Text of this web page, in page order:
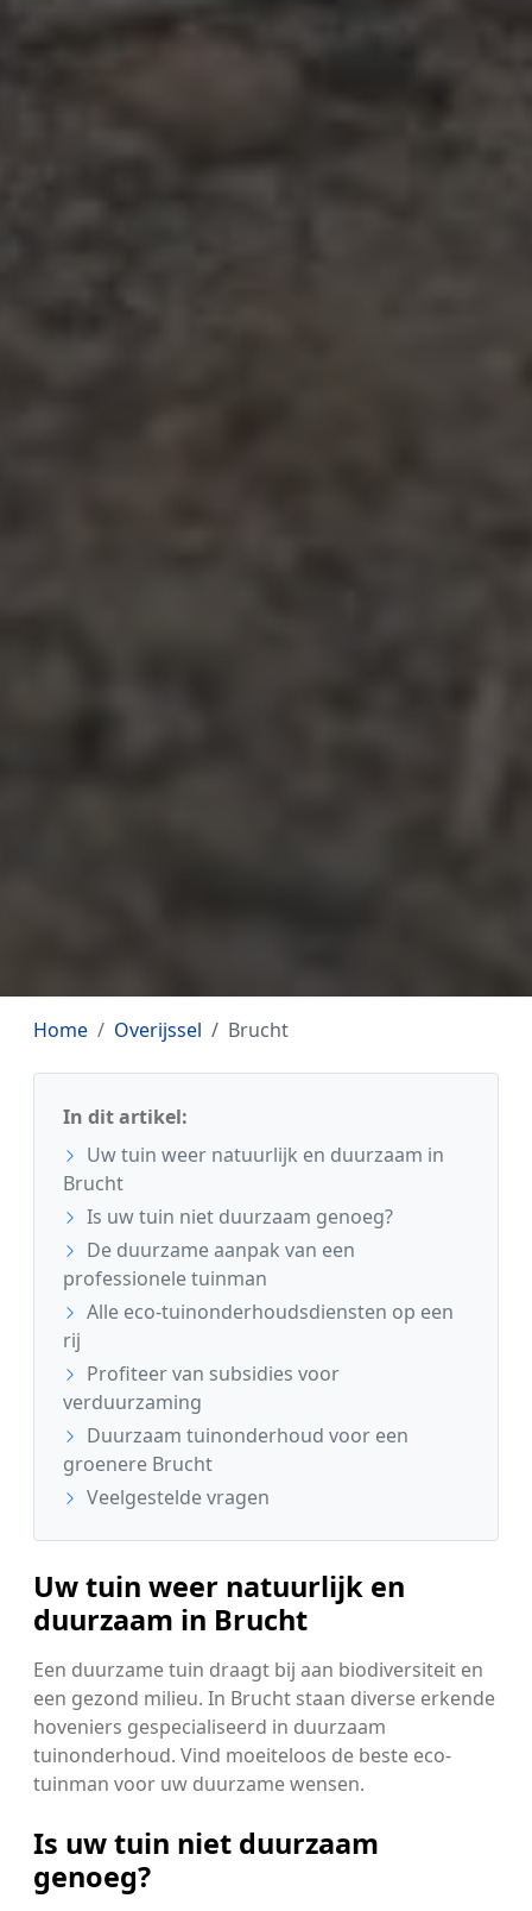
Home Overijssel Brucht
In dit artikel:
Uw tuin weer natuurlijk en duurzaam in
Brucht
Is uw tuin niet duurzaam genoeg?
De duurzame aanpak van een
professionele tuinman
Alle eco-tuinonderhoudsdiensten op een
rij
Profiteer van subsidies voor
verduurzaming
Duurzaam tuinonderhoud voor een
groenere Brucht
Veelgestelde vragen
Uw tuin weer natuurlijk en
duurzaam in Brucht
Een duurzame tuin draagt bij aan biodiversiteit en
een gezond milieu. In Brucht staan diverse erkende
hoveniers gespecialiseerd in duurzaam
tuinonderhoud. Vind moeiteloos de beste eco-
tuinman voor uw duurzame wensen.
Is uw tuin niet duurzaam
genoeg?